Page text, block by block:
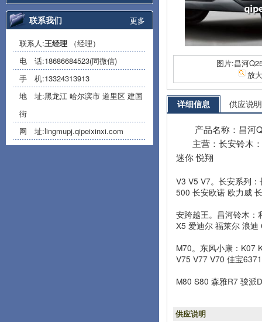
更多
联系我们
联系人:王经理 （经理）
电 话:18686684523(同微信)
手 机:13324313913
地 址:黑龙江 哈尔滨市 道里区 建国
街
网 址:lingmupj.qipeixinxi.com
图片:昌河
放
详细信息 供应说明
产品名称：昌河
主营：长安铃木
迷你 悦翔
V3 V5 V7。长安系列
500 长安欧诺 欧力威
安跨越王。昌河铃木：
X5 爱迪尔 福莱尔 浪
M70。东风小康：K07
V75 V77 V70 佳宝
M80 S80 森雅R7 骏派
供应说明